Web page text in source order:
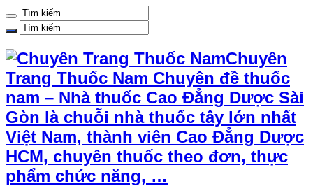
Chuyên
Trang Thuốc Nam Chuyên đề thuốc
nam – Nhà thuốc Cao Đẳng Dược Sài
Gòn là chuỗi nhà thuốc tây lớn nhất
Việt Nam, thành viên Cao Đẳng Dược
HCM, chuyên thuốc theo đơn, thực
phẩm chức năng, …